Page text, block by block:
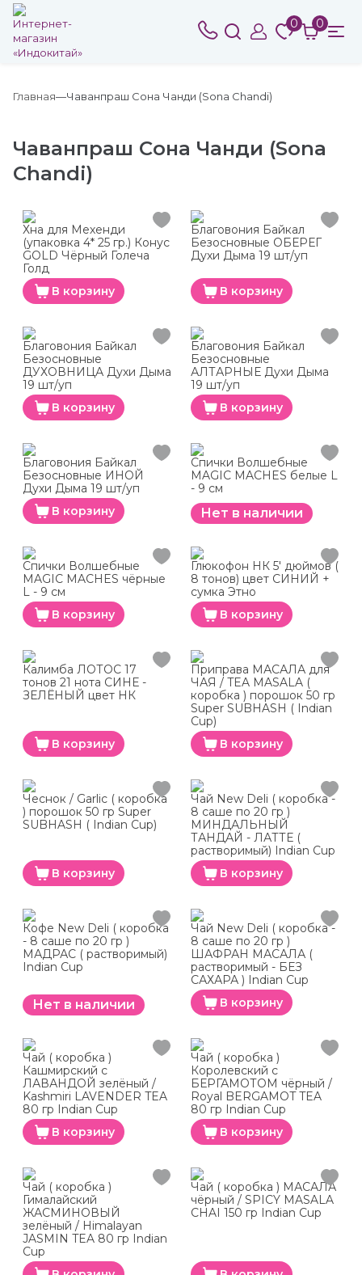
0 0
Главная Чаванпраш Сона Чанди (Sona Chandi)
Чаванпраш Сона Чанди (Sona
Chandi)
Хна для Мехенди
(упаковка 4* 25 гр.) Конус
GOLD Чёрный Голеча
Голд
В корзину
Благовония Байкал
Безосновные ОБЕРЕГ
Духи Дыма 19 шт/уп
В корзину
Благовония Байкал
Безосновные
ДУХОВНИЦА Духи Дыма
19 шт/уп
В корзину
Благовония Байкал
Безосновные
АЛТАРНЫЕ Духи Дыма
19 шт/уп
В корзину
Благовония Байкал
Безосновные ИНОЙ
Духи Дыма 19 шт/уп
В корзину
Спички Волшебные
MAGIC MACHES белые L
- 9 см
Нет в наличии
Спички Волшебные
MAGIC MACHES чёрные
L - 9 см
В корзину
Глюкофон НК 5' дюймов (
8 тонов) цвет СИНИЙ +
сумка Этно
В корзину
Калимба ЛОТОС 17
тонов 21 нота СИНЕ -
ЗЕЛЁНЫЙ цвет НК
В корзину
Приправа МАСАЛА для
ЧАЯ / TEA MASALA (
коробка ) порошок 50 гр
Super SUBHASH ( Indian
Cup)
В корзину
Чеснок / Garlic ( коробка
) порошок 50 гр Super
SUBHASH ( Indian Cup)
В корзину
Чай New Deli ( коробка -
8 саше по 20 гр )
МИНДАЛЬНЫЙ
ТАНДАЙ - ЛАТТЕ (
растворимый) Indian Cup
В корзину
Кофе New Deli ( коробка
- 8 саше по 20 гр )
МАДРАС ( растворимый)
Indian Cup
Нет в наличии
Чай New Deli ( коробка -
8 саше по 20 гр )
ШАФРАН МАСАЛА (
растворимый - БЕЗ
САХАРА ) Indian Cup
В корзину
Чай ( коробка )
Кашмирский с
ЛАВАНДОЙ зелёный /
Kashmiri LAVENDER TEA
80 гр Indian Cup
В корзину
Чай ( коробка )
Королевский с
БЕРГАМОТОМ чёрный /
Royal BERGAMOT TEA
80 гр Indian Cup
В корзину
Чай ( коробка )
Гималайский
ЖАСМИНОВЫЙ
зелёный / Himalayan
JASMIN TEA 80 гр Indian
Cup
Чай ( коробка ) МАСАЛА
чёрный / SPICY MASALA
CHAI 150 гр Indian Cup